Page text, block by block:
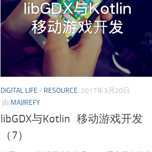
DIGITAL LIFE / RESOURCE 2017年3月20日
由 MAJIREFY
libGDX与Kotlin 移动游戏开发
（7）